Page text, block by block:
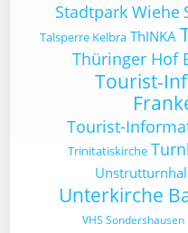
Stadtpark Wiehe
Talsperre Kelbra ThINKA
Thüringer Hof
Tourist-
Tourist-
Trinitatiskirche
Unterkirche
VHS Sondershausen